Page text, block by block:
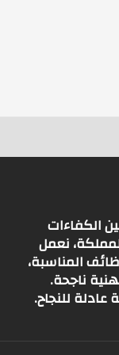
الكفاءات
نعمل
المناسبة،
ناجحة.
للنجاح.